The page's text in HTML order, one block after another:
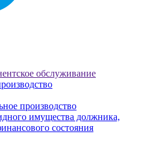
обслуживание
производство
имущества должника,
состояния